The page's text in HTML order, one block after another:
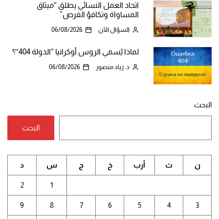
اتحاد العمل النسائي يطلق “ميثاق
المساواة وتكافؤ الفرص”
السؤال الآن 06/08/2026
لماذا يُسمي الروس أوكرانيا “الدولة 404″؟
د. زياد منصور 06/08/2026
البحث
البحث
ن ث أرب خ ج س د
1
2
3
4
5
6
7
8
9